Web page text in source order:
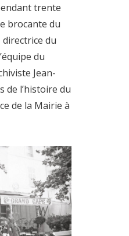
trente
brocante du
directrice du
du
Jean-
de l’histoire du
de la Mairie à